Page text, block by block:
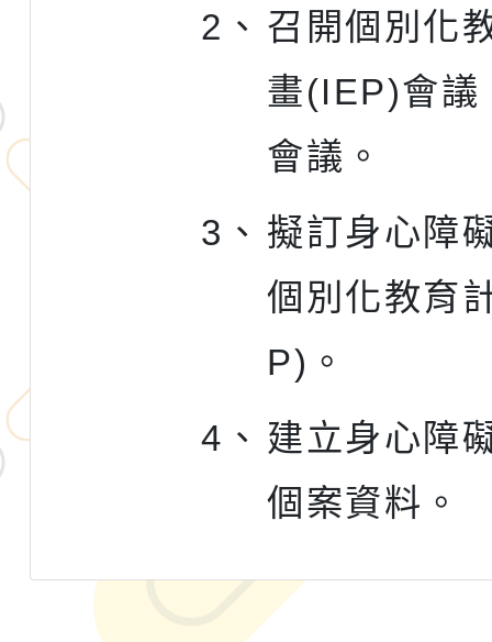
2、 召開個別化
畫(IEP)會議
會議。
3、 擬訂身心障
個別化教育
P)。
4、 建立身心障
個案資料。